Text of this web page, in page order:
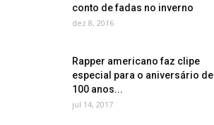
conto de fadas no inverno
dez 8, 2016
Rapper americano faz clipe
especial para o aniversário de
100 anos...
jul 14, 2017